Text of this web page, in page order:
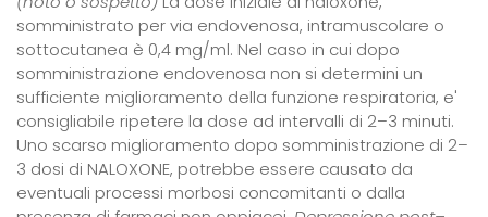
somministrato per via endovenosa, intramuscolare o
sottocutanea è 0,4 mg/ml. Nel caso in cui dopo
somministrazione endovenosa non si determini un
sufficiente miglioramento della funzione respiratoria, e'
consigliabile ripetere la dose ad intervalli di 2–3 minuti.
Uno scarso miglioramento dopo somministrazione di 2–
3 dosi di NALOXONE, potrebbe essere causato da
eventuali processi morbosi concomitanti o dalla